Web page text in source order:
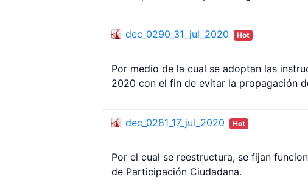
dec_0290_31_jul_2020 Hot
Por medio de la cual se adoptan las
2020 con el fin de evitar la propagación
dec_0281_17_jul_2020 Hot
Por el cual se reestructura, se fijan
de Participación Ciudadana.